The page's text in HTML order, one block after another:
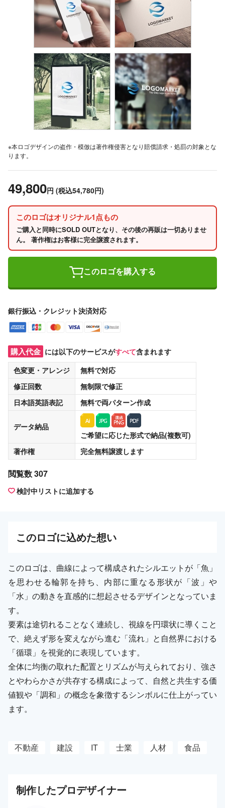
※本ロゴデザインの盗作・模倣は著作権侵害となり賠償請求・処罰の対象とな
ります。
49,800円 (税込54,780円)
このロゴはオリジナル1点もの
ご購入と同時にSOLD OUTとなり、その後の再販は一切ありませ
ん。 著作権はお客様に完全譲渡されます。
このロゴを購入する
銀行振込・クレジット決済対応
購入代金 には以下のサービスがすべて含まれます
色変更・アレンジ
無料で対応
修正回数
無制限で修正
日本語英語表記
無料で両パターン作成
データ納品
ご希望に応じた形式で納品(複数可)
著作権
完全無料譲渡します
閲覧数 307
検討中リストに追加する
このロゴに込めた想い
このロゴは、曲線によって構成されたシルエットが「魚」
を思わせる輪郭を持ち、内部に重なる形状が「波」や
「水」の動きを直感的に想起させるデザインとなっていま
す。
要素は途切れることなく連続し、視線を円環状に導くこと
で、絶えず形を変えながら進む「流れ」と自然界における
「循環」を視覚的に表現しています。
全体に均衡の取れた配置とリズムが与えられており、強さ
とやわらかさが共存する構成によって、自然と共生する価
値観や「調和」の概念を象徴するシンボルに仕上がってい
ます。
不動産 建設 IT 士業 人材 食品
制作したプロデザイナー